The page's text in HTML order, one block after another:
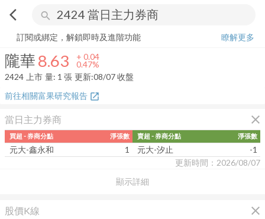
arrow_back_ios search
隴華 + 0.47%
訂閱或綁定，解鎖即時及進階功能
瞭解更多
隴華8.63 + 0.04
0.47%
2424 上市 量: 1 張 更新:08/07 收盤
前往相關富果研究報告 open_in_new
當日主力券商 close
顯示詳細
買超 - 券商分點 淨張數
元大-鑫永和 1
賣超 - 券商分點 淨張數
元大-汐止
-1
更新時間：2026/08/07
股價K線 close